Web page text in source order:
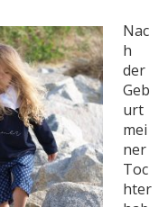
Nac
h
der
Geb
urt
mei
ner
Toc
hter